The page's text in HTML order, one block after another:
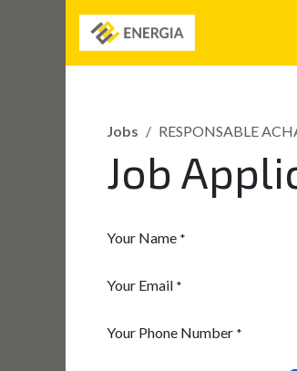
Jobs RESPONSABLE
Job
Your Name *
Your Email *
Your Phone Number *